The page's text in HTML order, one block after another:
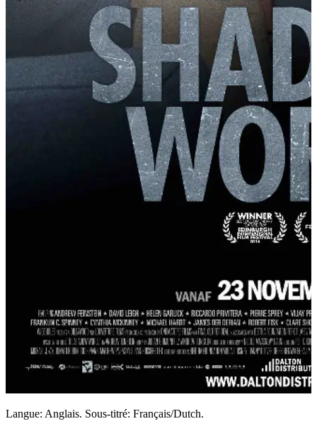
Langue: Anglais. Sous-titré: Français/Dutch.